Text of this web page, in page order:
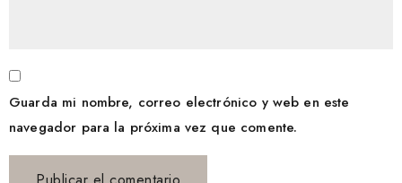
Guarda mi nombre, correo electrónico y web en este
navegador para la próxima vez que comente.